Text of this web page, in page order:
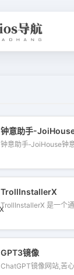
钟意助手-JoiHouse
钟意助手‑JoiHouse钟
TrollInstallerX
TrollInstallerX 是一个通
GPT3镜像
ChatGPT镜像网站,苦心